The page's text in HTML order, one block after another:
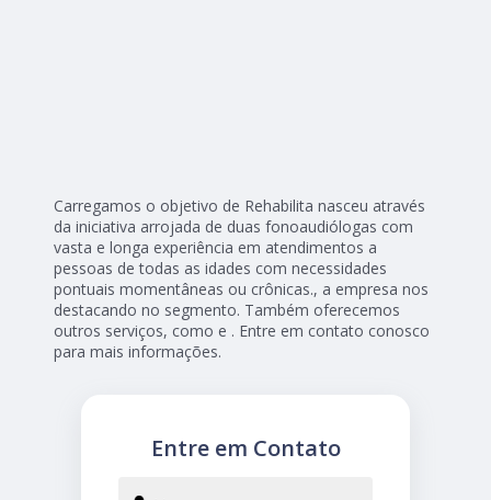
Carregamos o objetivo de Rehabilita nasceu através
da iniciativa arrojada de duas fonoaudiólogas com
vasta e longa experiência em atendimentos a
pessoas de todas as idades com necessidades
pontuais momentâneas ou crônicas., a empresa nos
destacando no segmento. Também oferecemos
outros serviços, como e . Entre em contato conosco
para mais informações.
Entre em Contato